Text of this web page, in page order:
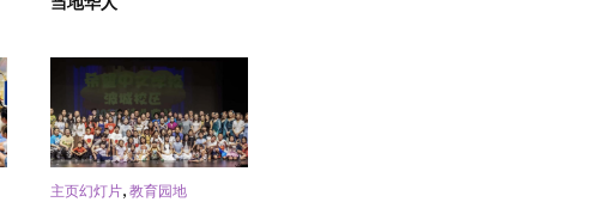
主页幻灯片, 教育园地